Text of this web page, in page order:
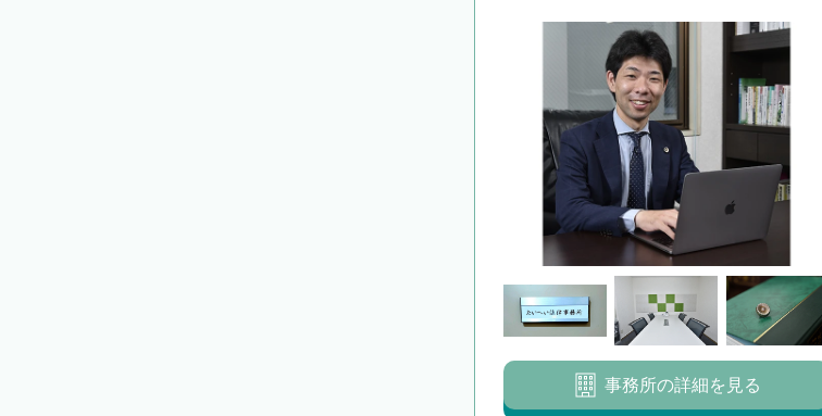
枝幸郡中頓別町 枝幸郡枝幸町 礼文郡礼文町
網走郡大空町
常呂郡佐呂間町 紋別郡遠軽町
紋別郡西興部村 紋別郡雄武町
浦河郡浦河町 様似郡様似町 幌泉郡えりも町
河東郡上士幌町 河東郡鹿追町
足寄郡足寄町
川上郡標茶町 川上郡弟子屈町 阿寒郡鶴居村
標津郡標津町 目梨郡羅臼町
事務所の詳細を見る